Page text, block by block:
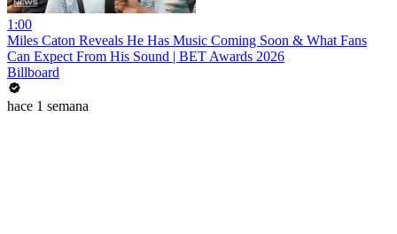
1:00
Miles Caton Reveals He Has Music Coming Soon & What Fans
Can Expect From His Sound | BET Awards 2026
Billboard
hace 1 semana